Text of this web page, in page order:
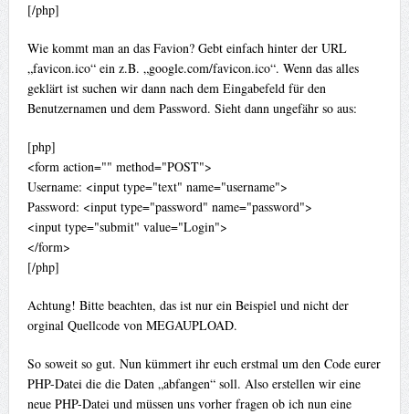
[/php]
Wie kommt man an das Favion? Gebt einfach hinter der URL
„favicon.ico“ ein z.B. „google.com/favicon.ico“. Wenn das alles
geklärt ist suchen wir dann nach dem Eingabefeld für den
Benutzernamen und dem Password. Sieht dann ungefähr so aus:
[php]
<form action="" method="POST">
Username: <input type="text" name="username">
Password: <input type="password" name="password">
<input type="submit" value="Login">
</form>
[/php]
Achtung! Bitte beachten, das ist nur ein Beispiel und nicht der
orginal Quellcode von MEGAUPLOAD.
So soweit so gut. Nun kümmert ihr euch erstmal um den Code eurer
PHP-Datei die die Daten „abfangen“ soll. Also erstellen wir eine
neue PHP-Datei und müssen uns vorher fragen ob ich nun eine